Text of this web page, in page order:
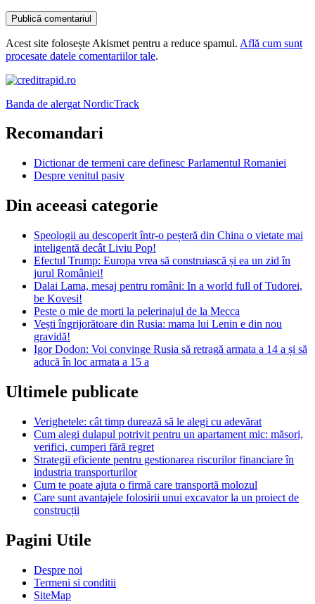
Acest site folosește Akismet pentru a reduce spamul. Află cum sunt
procesate datele comentariilor tale.
Banda de alergat NordicTrack
Recomandari
Dictionar de termeni care definesc Parlamentul Romaniei
Despre venitul pasiv
Din aceeasi categorie
Speologii au descoperit într-o peșteră din China o vietate mai
inteligentă decât Liviu Pop!
Efectul Trump: Europa vrea să construiască și ea un zid în
jurul României!
Dalai Lama, mesaj pentru români: In a world full of Tudorei,
be Kovesi!
Peste o mie de morti la pelerinajul de la Mecca
Vești îngrijorătoare din Rusia: mama lui Lenin e din nou
gravidă!
Igor Dodon: Voi convinge Rusia să retragă armata a 14 a și să
aducă în loc armata a 15 a
Ultimele publicate
Verighetele: cât timp durează să le alegi cu adevărat
Cum alegi dulapul potrivit pentru un apartament mic: măsori,
verifici, cumperi fără regret
Strategii eficiente pentru gestionarea riscurilor financiare în
industria transporturilor
Cum te poate ajuta o firmă care transportă molozul
Care sunt avantajele folosirii unui excavator la un proiect de
construcții
Pagini Utile
Despre noi
Termeni si conditii
SiteMap